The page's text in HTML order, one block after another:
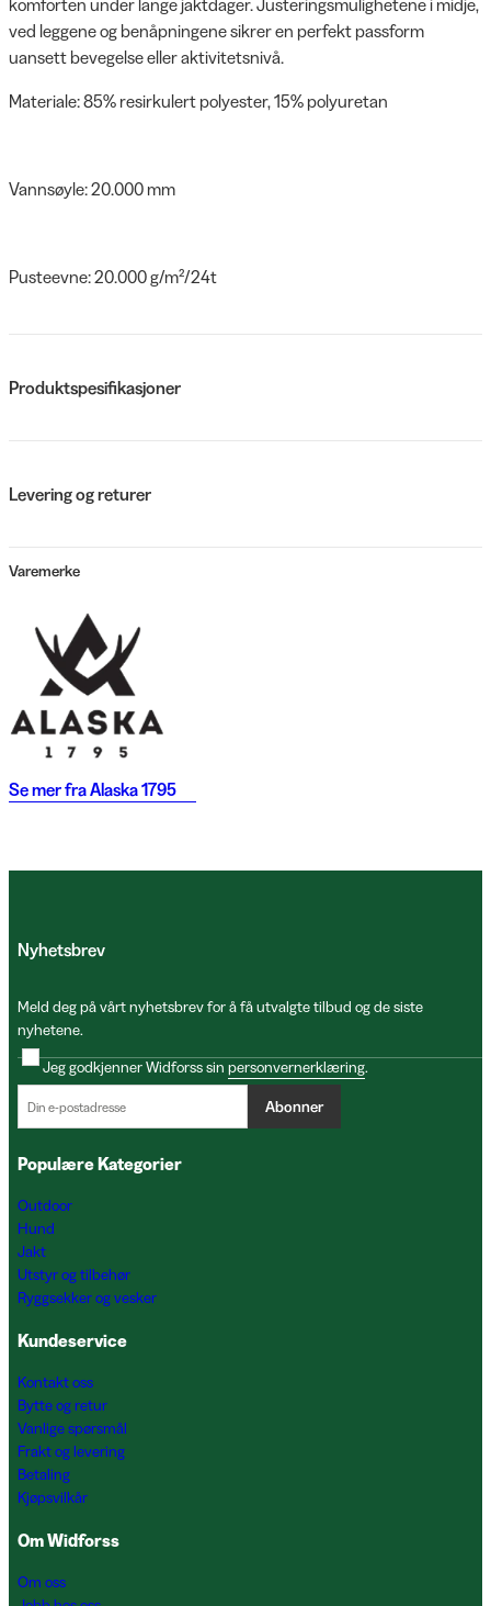
ved leggene og benåpningene sikrer en perfekt passform
uansett bevegelse eller aktivitetsnivå.
Materiale: 85% resirkulert polyester, 15% polyuretan
Vannsøyle: 20.000 mm
Pusteevne: 20.000 g/m²/24t
Produktspesifikasjoner
Levering og returer
Varemerke
Se mer fraAlaska 1795
Nyhetsbrev
Meld deg på vårt nyhetsbrev for å få utvalgte tilbud og de siste
nyhetene.
Jeg godkjenner Widforss sin personvernerklæring.
Abonner
Populære Kategorier
Outdoor
Hund
Jakt
Utstyr og tilbehør
Ryggsekker og vesker
Kundeservice
Kontakt oss
Bytte og retur
Vanlige spørsmål
Frakt og levering
Betaling
Kjøpsvilkår
Om Widforss
Om oss